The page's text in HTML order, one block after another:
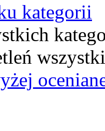
kategorii